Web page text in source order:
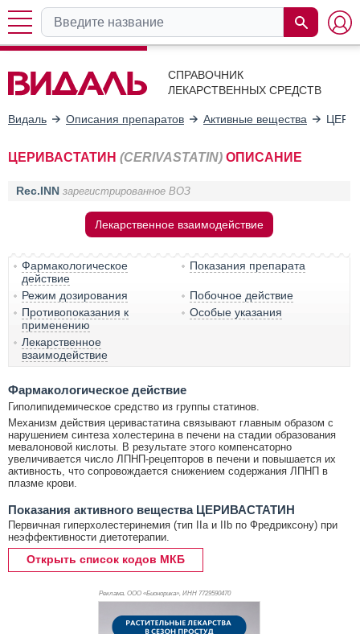
СПРАВОЧНИК
ЛЕКАРСТВЕННЫХ СРЕДСТВ
Видаль Описания препаратов Активные вещества
ЦЕРИВАСТАТИН (CERIVASTATIN) ОПИСАНИЕ
Rec.INN зарегистрированное ВОЗ
Лекарственное взаимодействие
Фармакологическое
действие
Показания препарата
Режим дозирования
Побочное действие
Противопоказания к
применению
Особые указания
Лекарственное
взаимодействие
Фармакологическое действие
Гиполипидемическое средство из группы статинов.
Механизм действия церивастатина связывают главным образом с
нарушением синтеза холестерина в печени на стадии образования
мевалоновой кислоты. В результате этого компенсаторно
увеличивается число ЛПНП-рецепторов в печени и повышается их
активность, что сопровождается снижением содержания ЛПНП в
плазме крови.
Показания активного вещества ЦЕРИВАСТАТИН
Первичная гиперхолестеринемия (тип IIa и IIb по Фредриксону) при
неэффективности диетотерапии.
Открыть список кодов МКБ
Реклама. ООО «Бионорика», ИНН 7729590470